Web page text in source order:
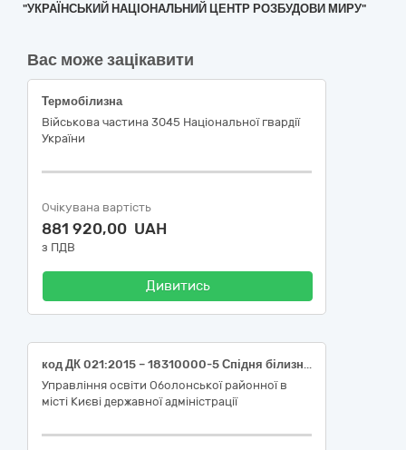
"УКРАЇНСЬКИЙ НАЦІОНАЛЬНИЙ ЦЕНТР РОЗБУДОВИ МИРУ"
Вас може зацікавити
Термобілизна
Військова частина 3045 Національної гвардії
України
Очікувана вартість
881 920,00 UAH
з ПДВ
Дивитись
код ДК 021:2015 – 18310000-5 Спідня білизна (Спідня білизна для дітей-сиріт та дітей, позбавлених батьківського піклування, влаштованих на повне державне утримання в Навчально-реабілітаційному центрі № 21 Оболонського району м. Києва)
Управління освіти Оболонської районної в
місті Києві державної адміністрації